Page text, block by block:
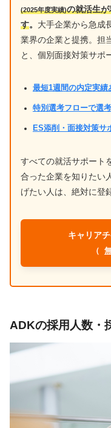
(2025年度実績)の就活生
す。 大手企業から急成
業界の企業と提携。担
と、個別面接対策サポ
最短1週間の内定実績
特別選考フローで選
ES添削・面接対策サ
すべての就活サポート
合った企業を知りたい
げたい人は、絶対に登
キャリア
（
ADKの採用人数・